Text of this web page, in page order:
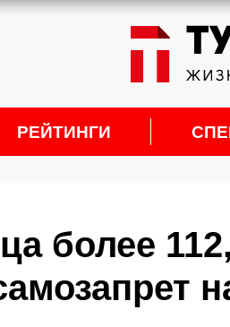
РЕЙТИНГИ
более